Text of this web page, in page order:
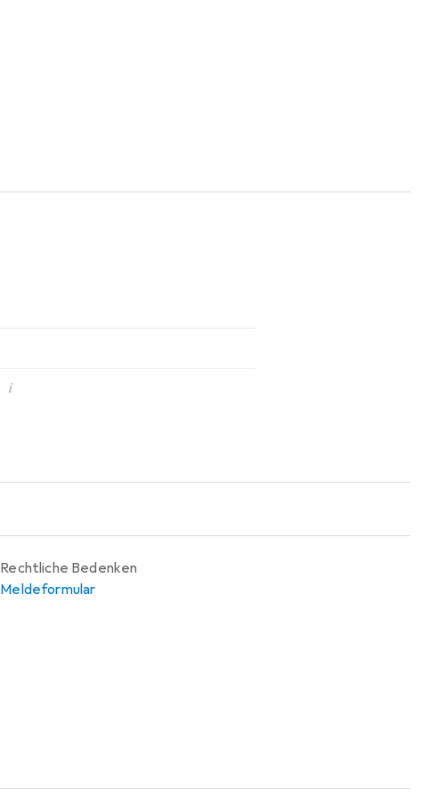
i
Rechtliche Bedenken
Meldeformular